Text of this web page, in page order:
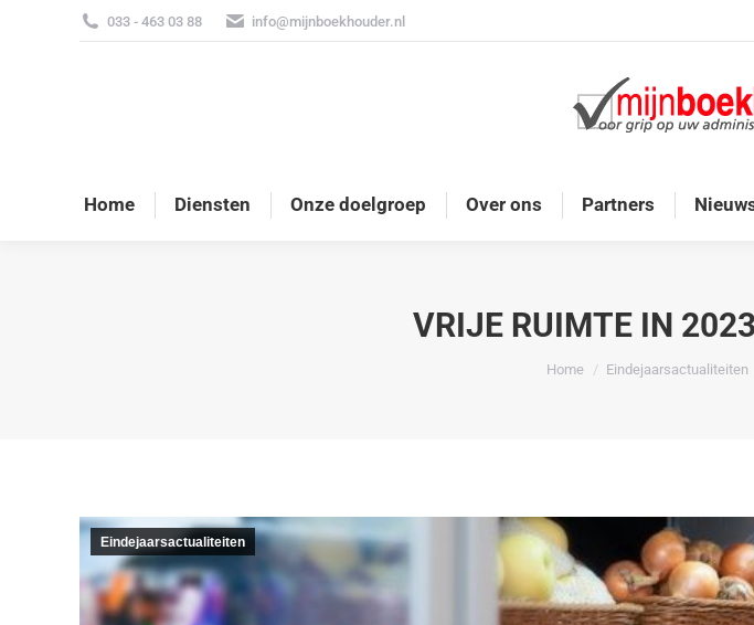
033 - 463 03 88 info@mijnboekhouder.nl
Home Diensten Onze doelgroep Over ons Partners
VRIJE RUIMTE IN
Je bent hier:
Home Eindejaarsactualiteiten
Eindejaarsactualiteiten
Home Diensten